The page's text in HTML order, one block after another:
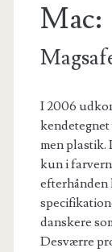
Mac:
I 2006
men plastik.
kun i
efterhånden
danskere
Desværre